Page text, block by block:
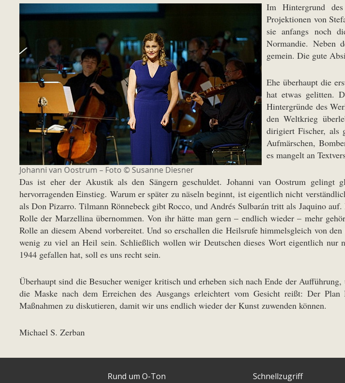
Johanni van Oostrum – Foto © Susanne Diesner
Im Hintergrund
Projektionen von
sie anfangs noch
Normandie. Neben
gemein. Die gute
Ehe überhaupt die
hat etwas gelitten.
Hintergründe des
den Weltkrieg
dirigiert Fischer, als
Aufmärschen,
es mangelt an
Das ist eher der Akustik als den Sängern geschuldet. Johanni van Oostrum
hervorragenden Einstieg. Warum er später zu näseln beginnt, ist eigentlich nicht
als Don Pizarro. Tilmann Rönnebeck gibt Rocco, und Andrés Sulbarán tritt als Jaquino
Rolle der Marzellina übernommen. Von ihr hätte man gern – endlich wieder – mehr
Rolle an diesem Abend vorbereitet. Und so erschallen die Heilsrufe himmelsgleich von
wenig zu viel an Heil sein. Schließlich wollen wir Deutschen dieses Wort eigentlich nur
1944 gefallen hat, soll es uns recht sein.
Überhaupt sind die Besucher weniger kritisch und erheben sich nach Ende der
die Maske nach dem Erreichen des Ausgangs erleichtert vom Gesicht reißt: Der
Maßnahmen zu diskutieren, damit wir uns endlich wieder der Kunst zuwenden können.
Michael S. Zerban
Rund um O-Ton Schnellzugriff